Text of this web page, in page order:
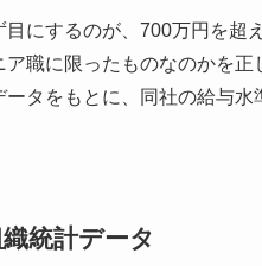
にするのが、700万円を超
職に限ったものなのかを正
タをもとに、同社の給与
統計データ